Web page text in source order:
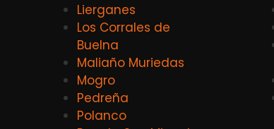
Lierganes
Los Corrales de
Buelna
Maliaño Muriedas
Mogro
Pedreña
Polanco